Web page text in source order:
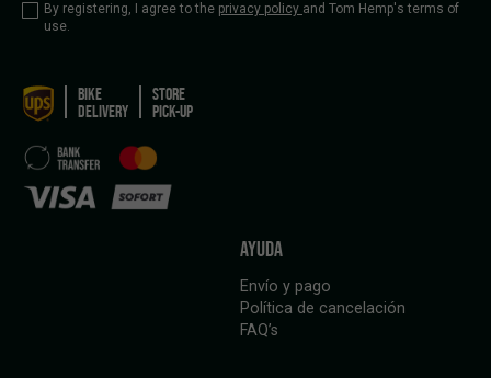
By registering, I agree to the privacy policy and Tom Hemp's terms of
use.
BIKE
DELIVERY
STORE
PICK-UP
AYUDA
Envío y pago
Política de cancelación
FAQ’s